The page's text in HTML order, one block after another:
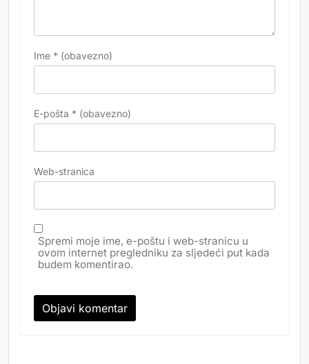
Ime * (obavezno)
E-pošta * (obavezno)
Web-stranica
Spremi moje ime, e-poštu i web-stranicu u
ovom internet pregledniku za sljedeći put kada
budem komentirao.